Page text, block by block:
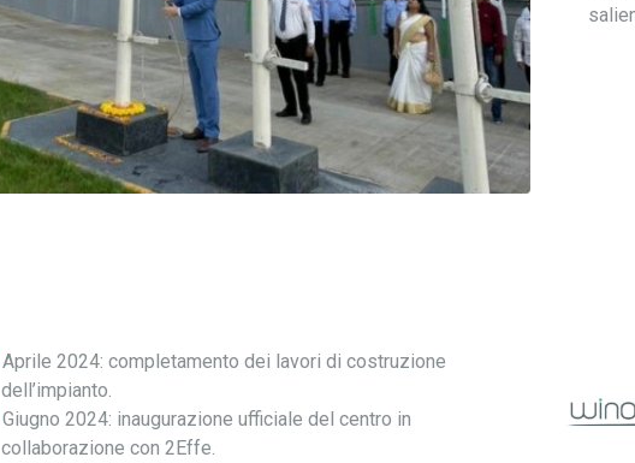
Aprile 2024: completamento dei lavori di costruzione
dell’impianto.
Giugno 2024: inaugurazione ufficiale del centro in
collaborazione con 2Effe.